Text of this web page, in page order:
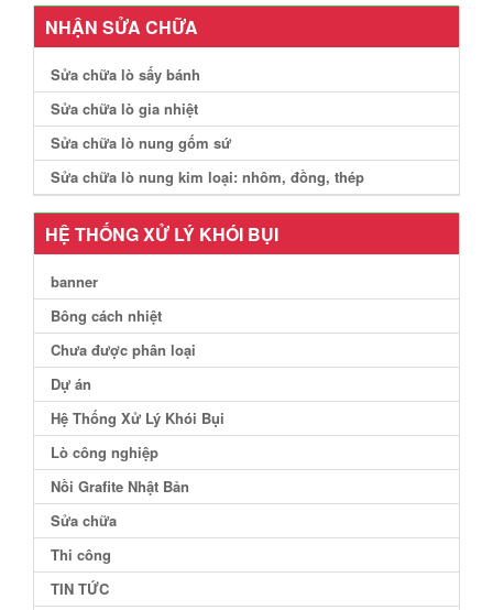
NHẬN SỬA CHỮA
Sửa chữa lò sấy bánh
Sửa chữa lò gia nhiệt
Sửa chữa lò nung gốm sứ
Sửa chữa lò nung kim loại: nhôm, đồng, thép
HỆ THỐNG XỬ LÝ KHÓI BỤI
banner
Bông cách nhiệt
Chưa được phân loại
Dự án
Hệ Thống Xử Lý Khói Bụi
Lò công nghiệp
Nồi Grafite Nhật Bản
Sửa chữa
Thi công
TIN TỨC